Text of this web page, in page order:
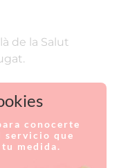
de la Salut
.
externa
conocerte
servicio que
tu medida.